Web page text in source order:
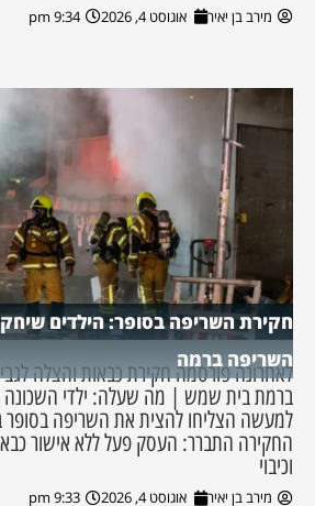
מירב בן יאיר אוגוסט 4, 2026 9:34 pm
חקירת השריפה בסופר: הילדים
השריפה ברמה
לאחרונה פורסמה חקירת כבאות והצלה
ברמת בית שמש | מה שעלה: ילדי השכונה
למעשה הצליחו להצית את השריפה
החקירה התברר: העסק פעל ללא אישור
וכיבוי
מירב בן יאיר אוגוסט 4, 2026 9:33 pm